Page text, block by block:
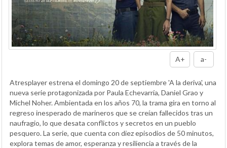
A+ a-
Atresplayer estrena el domingo 20 de septiembre 'A la deriva', una
nueva serie protagonizada por Paula Echevarría, Daniel Grao y
Michel Noher. Ambientada en los años 70, la trama gira en torno al
regreso inesperado de marineros que se creían fallecidos tras un
naufragio, lo que desata conflictos y secretos en un pueblo
pesquero. La serie, que cuenta con diez episodios de 50 minutos,
explora temas de amor, esperanza y resiliencia a través de la